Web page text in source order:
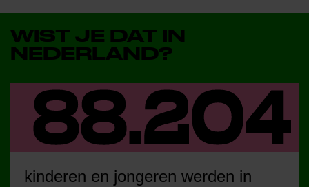
WIST JE DAT IN
NEDERLAND?
kinderen en jongeren werden in